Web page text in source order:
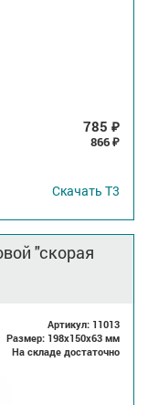
785 ₽
866 ₽
Скачать Т3
"скорая
Артикул: 11013
Размер: 198x150x63 мм
На складе достаточно